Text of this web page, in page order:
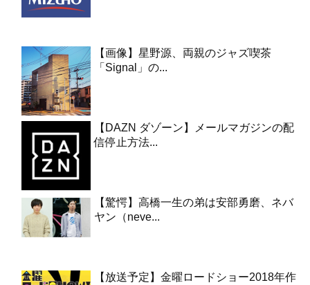
【画像】星野源、両親のジャズ喫茶
「Signal」の...
【DAZN ダゾーン】メールマガジンの配
信停止方法...
【驚愕】高橋一生の弟は安部勇磨、ネバ
ヤン（neve...
【放送予定】金曜ロードショー2018年作